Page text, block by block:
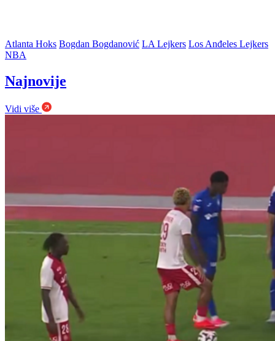
Atlanta Hoks Bogdan Bogdanović LA Lejkers Los Anđeles Lejkers
NBA
Najnovije
Vidi više